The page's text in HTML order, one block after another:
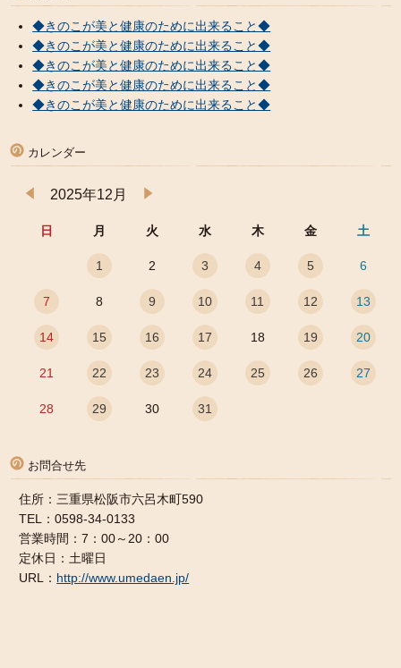
◆きのこが美と健康のために出来ること◆
◆きのこが美と健康のために出来ること◆
◆きのこが美と健康のために出来ること◆
◆きのこが美と健康のために出来ること◆
◆きのこが美と健康のために出来ること◆
カレンダー
2025年12月
日 月 火 水 木 金 土
1 2 3 4 5 6
7 8 9 10 11 12 13
14 15 16 17 18 19 20
21 22 23 24 25 26 27
28 29 30 31
お問合せ先
住所：三重県松阪市六呂木町590
TEL：0598-34-0133
営業時間：7：00～20：00
定休日：土曜日
URL： http://www.umedaen.jp/